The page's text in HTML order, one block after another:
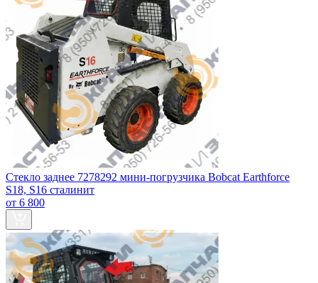
Стекло заднее 7278292 мини-погрузчика Bobcat Earthforce
S18, S16 сталинит
от 6 800